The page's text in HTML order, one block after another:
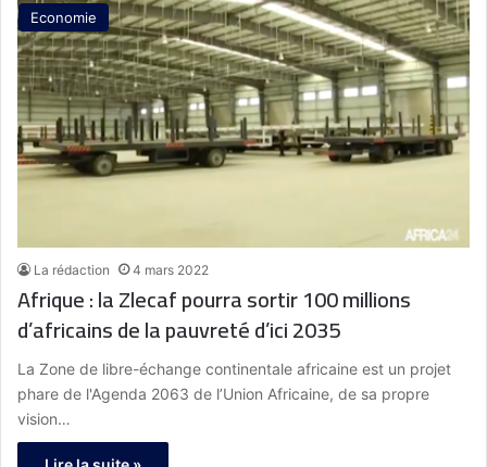
Economie
La rédaction 4 mars 2022
Afrique : la Zlecaf pourra sortir 100 millions
d’africains de la pauvreté d’ici 2035
La Zone de libre-échange continentale africaine est un projet
phare de l'Agenda 2063 de l’Union Africaine, de sa propre
vision…